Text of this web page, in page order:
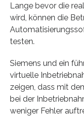
Lange bevor die
wird, können die
testen.
Siemens und ein
virtuelle
zeigen, dass mit
bei der
weniger Fehler